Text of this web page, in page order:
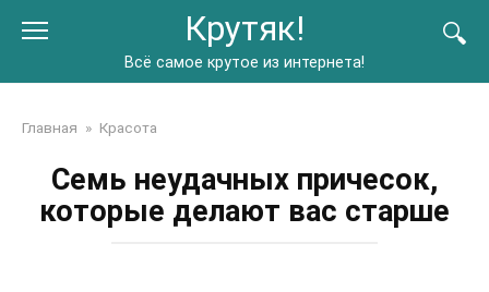
Крутяк!
Всё самое крутое из интернета!
Главная » Красота
Семь неудачных причесок,
которые делают вас старше